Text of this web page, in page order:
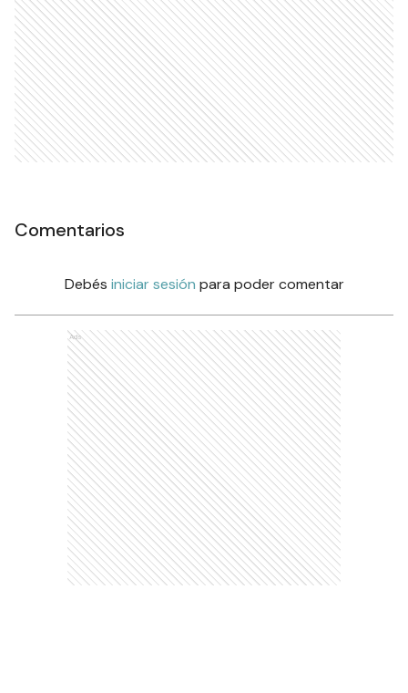
Comentarios
Debés iniciar sesión para poder comentar
Ads